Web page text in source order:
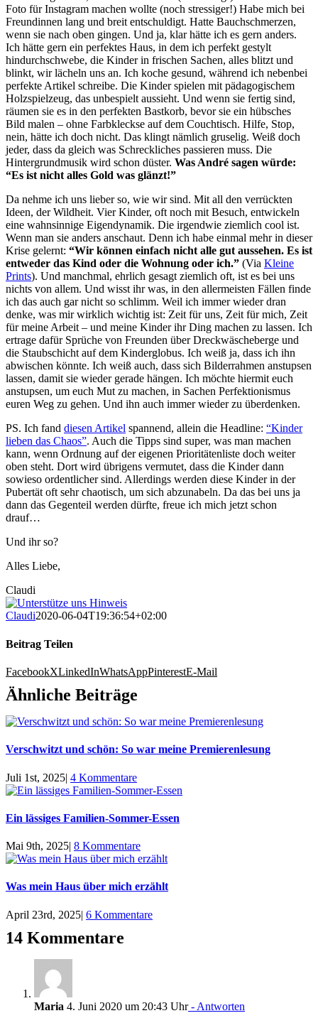
Foto für Instagram machen wollte (noch stressiger!) Habe mich bei
Freundinnen lang und breit entschuldigt. Hatte Bauchschmerzen,
wenn sie nach oben gingen. Und ja, klar hätte ich es gern anders.
Ich hätte gern ein perfektes Haus, in dem ich perfekt gestylt
hindurchschwebe, die Kinder in frischen Sachen, alles blitzt und
blinkt, wir lächeln uns an. Ich koche gesund, während ich nebenbei
perfekte Artikel schreibe. Die Kinder spielen mit pädagogischem
Holzspielzeug, das unbespielt aussieht. Und wenn sie fertig sind,
räumen sie es in den perfekten Bastkorb, bevor sie ein hübsches
Bild malen – ohne Farbkleckse auf dem Couchtisch. Hilfe, Stop,
nein, hätte ich doch nicht. Das klingt nämlich gruselig. Weiß doch
jeder, dass da gleich was Schreckliches passieren muss. Die
Hintergrundmusik wird schon düster. Was André sagen würde:
“Es ist nicht alles Gold was glänzt!”
Da nehme ich uns lieber so, wie wir sind. Mit all den verrückten
Ideen, der Wildheit. Vier Kinder, oft noch mit Besuch, entwickeln
eine wahnsinnige Eigendynamik. Die irgendwie ziemlich cool ist.
Wenn man sie anders anschaut. Denn ich habe einmal mehr in dieser
Krise gelernt: “Wir können einfach nicht alle gut aussehen. Es ist
entweder das Kind oder die Wohnung oder ich.” (Via Kleine
Prints). Und manchmal, ehrlich gesagt ziemlich oft, ist es bei uns
nichts von allem. Und wisst ihr was, in den allermeisten Fällen finde
ich das auch gar nicht so schlimm. Weil ich immer wieder dran
denke, was mir wirklich wichtig ist: Zeit für uns, Zeit für mich, Zeit
für meine Arbeit – und meine Kinder ihr Ding machen zu lassen. Ich
ertrage dafür Sprüche von Freunden über Dreckwäscheberge und
die Staubschicht auf dem Kinderglobus. Ich weiß ja, dass ich ihn
abwischen könnte. Ich weiß auch, dass sich Bilderrahmen anstupsen
lassen, damit sie wieder gerade hängen. Ich möchte hiermit euch
anstupsen, um euch Mut zu machen, in Sachen Perfektionismus
euren Weg zu gehen. Und ihn auch immer wieder zu überdenken.
PS. Ich fand diesen Artikel spannend, allein die Headline: “Kinder
lieben das Chaos”. Auch die Tipps sind super, was man machen
kann, wenn Ordnung auf der eigenen Prioritätenliste doch weiter
oben steht. Dort wird übrigens vermutet, dass die Kinder dann
sowieso ordentlicher sind. Allerdings werden diese Kinder in der
Pubertät oft sehr chaotisch, um sich abzunabeln. Da das bei uns ja
dann das Gegenteil werden dürfte, freue ich mich jetzt schon
drauf…
Und ihr so?
Alles Liebe,
Claudi
Claudi2020-06-04T19:36:54+02:00
Beitrag Teilen
FacebookXLinkedInWhatsAppPinterestE-Mail
Ähnliche Beiträge
Verschwitzt und schön: So war meine Premierenlesung
Juli 1st, 2025| 4 Kommentare
Ein lässiges Familien-Sommer-Essen
Mai 9th, 2025| 8 Kommentare
Was mein Haus über mich erzählt
April 23rd, 2025| 6 Kommentare
14 Kommentare
Maria 4. Juni 2020 um 20:43 Uhr- Antworten